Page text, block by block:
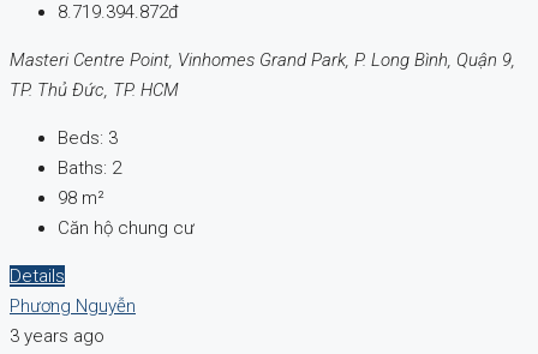
8.719.394.872đ
Masteri Centre Point, Vinhomes Grand Park, P. Long Bình, Quận 9,
TP. Thủ Đức, TP. HCM
Beds: 3
Baths: 2
98 m²
Căn hộ chung cư
Details
Phương Nguyễn
3 years ago